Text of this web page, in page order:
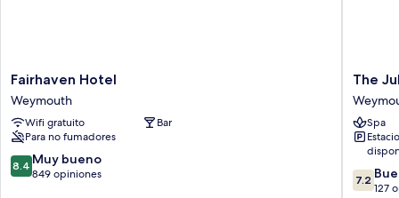
Fairhaven
Hotel
Weymouth
Fairhaven Hotel
Weymouth
Wifi gratuito
Bar
Para no fumadores
8.4
de
8.4 Muy bueno
849 opiniones
The
Jubilee
Hotel
West-
with
Spa
Facilities
The
Spa
7.2
de
7.2
127